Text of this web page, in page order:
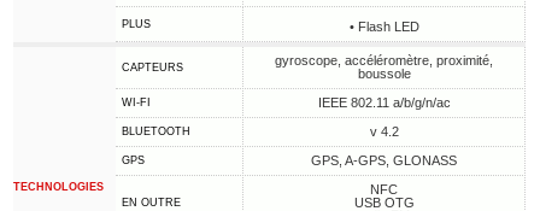
PLUS • Flash LED
TECHNOLOGIES
CAPTEURS
gyroscope, accéléromètre, proximité,
boussole
WI-FI IEEE 802.11 a/b/g/n/ac
BLUETOOTH v 4.2
GPS GPS, A-GPS, GLONASS
EN OUTRE
NFC
USB OTG